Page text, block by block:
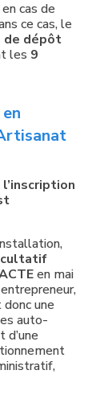
cas de
ce cas, le
de dépôt
les 9
l’inscription
en mai
une
auto-